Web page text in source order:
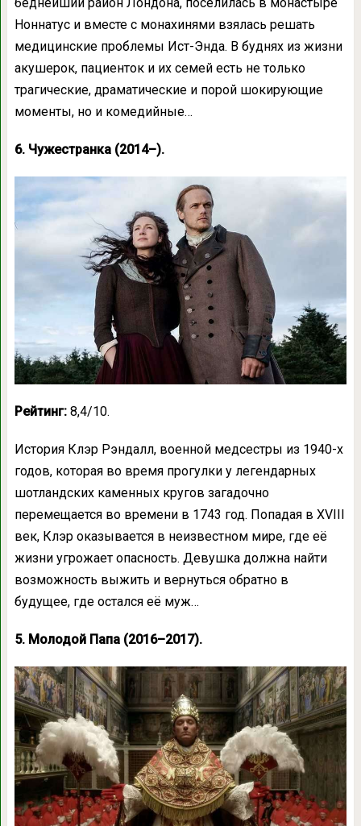
Ноннатус и вместе с монахинями взялась решать
медицинские проблемы Ист-Энда. В буднях из жизни
акушерок, пациенток и их семей есть не только
трагические, драматические и порой шокирующие
моменты, но и комедийные…
6. Чужестранка (2014–).
Рейтинг:8,4/10.
История Клэр Рэндалл, военной медсестры из 1940-х
годов, которая во время прогулки у легендарных
шотландских каменных кругов загадочно
перемещается во времени в 1743 год. Попадая в XVIII
век, Клэр оказывается в неизвестном мире, где её
жизни угрожает опасность. Девушка должна найти
возможность выжить и вернуться обратно в
будущее, где остался её муж…
5. Молодой Папа (2016–2017).